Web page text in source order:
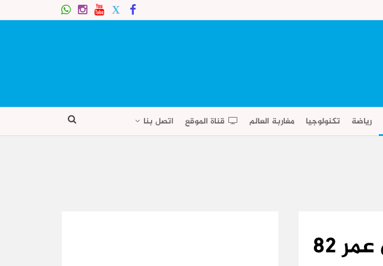
رياضة تكنولوجيا مغاربة العالم قناة الموقع اتصل بنا
وداعا..الفنان المصري “حسن كامي” عن عمر 82